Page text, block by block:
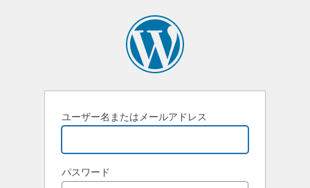
ユーザー名またはメールアドレス
パスワード